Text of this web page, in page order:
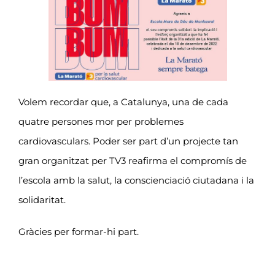
Volem recordar que, a Catalunya, una de cada
quatre persones mor per problemes
cardiovasculars. Poder ser part d’un projecte tan
gran organitzat per TV3 reafirma el compromís de
l’escola amb la salut, la conscienciació ciutadana i la
solidaritat.
Gràcies per formar-hi part.